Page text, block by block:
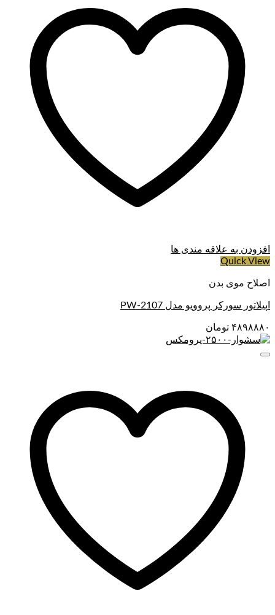
افزودن به علاقه مندی ها
Quick View
اصلاح موی بدن
اپیلاتور سورکر پروویو مدل PW-2107
۴۸۹۸۸۸۰ تومان